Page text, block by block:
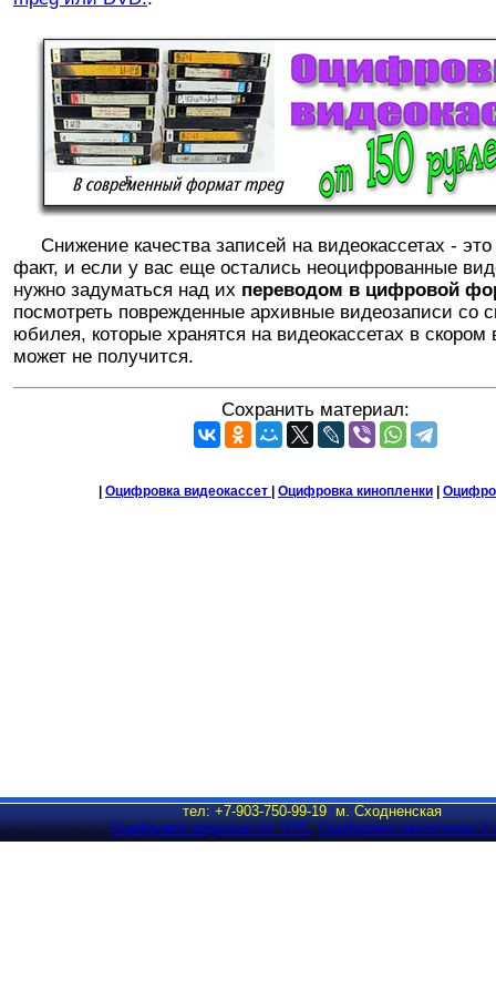
Снижение качества записей на видеокассетах - это
факт, и если у вас еще остались неоцифрованные
нужно задуматься над их переводом в цифровой
посмотреть поврежденные архивные видеозаписи со
юбилея, которые хранятся на видеокассетах в
может не получится.
Сохранить материал:
| Оцифровка видеокассет | Оцифровка кинопленки |
тел: +7-903-750-99-19 м. Сходненская
Оцифровка видеокассет VHS, Оцифровка кинопленки 8